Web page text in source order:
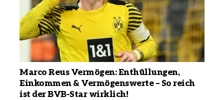
Marco Reus Vermögen: Enthüllungen,
Einkommen & Vermögenswerte – So reich
ist der BVB-Star wirklich!